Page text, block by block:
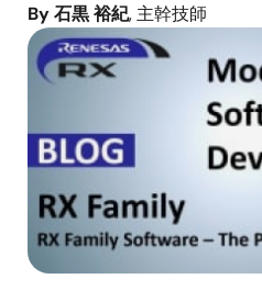
By 石黒 裕紀, 主幹技師